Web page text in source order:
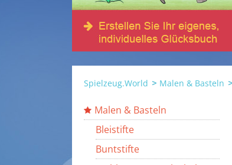
Spielzeug.World Malen & Basteln
Malen & Basteln
Bleistifte
Buntstifte